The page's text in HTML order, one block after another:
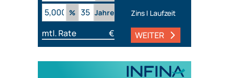
%
Jahre Zins | Laufzeit
mtl. Rate € WEITER